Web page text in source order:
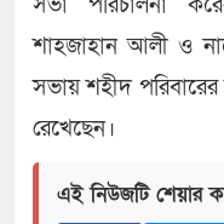
শাহজাহান আলী ও
সভায় শহীদ
রেখেছেন।
এই নিউজটি শেয়ার